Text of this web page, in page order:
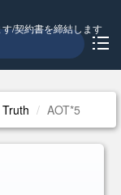
/契約書を締結します
AOT*5